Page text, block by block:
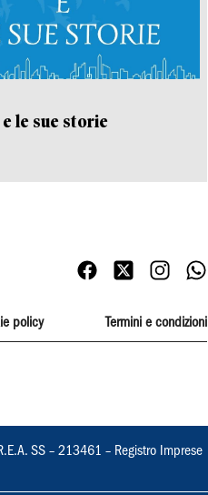
le sue storie
policy Termini e condizioni
SS – 213461 – Registro Imprese